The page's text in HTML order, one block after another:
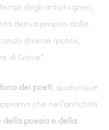
degli antichi greci,
deriva proprio dalla
diverse ipotesi,
di Giove”.
dei poeti, qualunque
che nell’antichità
della poesia e della